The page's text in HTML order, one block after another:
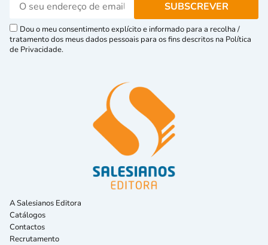
Dou o meu consentimento explícito e informado para a recolha /
tratamento dos meus dados pessoais para os fins descritos na Política
de Privacidade.
A Salesianos Editora
Catálogos
Contactos
Recrutamento